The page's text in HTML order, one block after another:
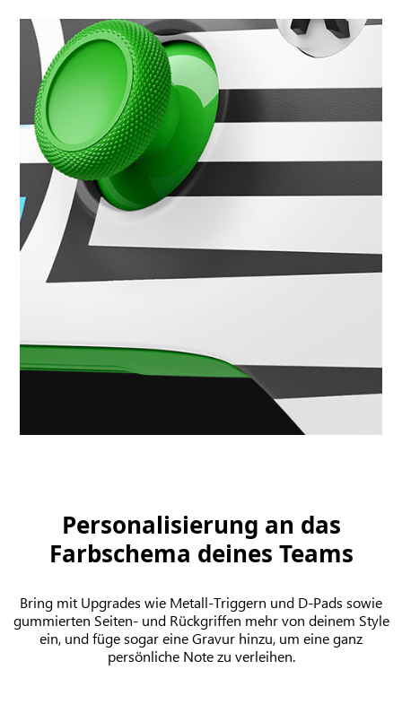
Personalisierung an das
Farbschema deines Teams
Bring mit Upgrades wie Metall-Triggern und D-Pads sowie
gummierten Seiten- und Rückgriffen mehr von deinem Style
ein, und füge sogar eine Gravur hinzu, um eine ganz
persönliche Note zu verleihen.